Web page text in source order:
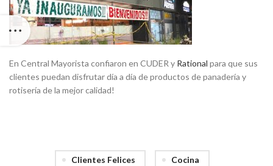
En Central Mayorista confiaron en CUDER y Rational para que sus
clientes puedan disfrutar día a día de productos de panadería y
rotisería de la mejor calidad!
Clientes Felices Cocina